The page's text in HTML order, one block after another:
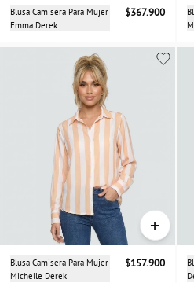
Blusa Camisera Para Mujer
Emma Derek
$367.900
+
Blusa Camisera Para Mujer
Michelle Derek
$157.900